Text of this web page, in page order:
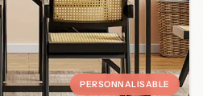
PERSONNALISABLE